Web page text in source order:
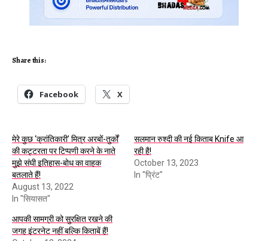
Share this:
Facebook X
मेरे कुछ ‘क्रांतिकारी’ मित्र अरबों-तुर्कों
की कट्टरता पर टिप्पणी करने के नाते
मुझे संघी इतिहास-बोध का वाहक
बतलाते हैं!
August 13, 2022
In "सियासत"
सलमान रुश्दी की नई किताब Knife आ
रही है!
October 13, 2023
In "प्रिंट"
आपकी सामग्री को सुरक्षित रखने की
जगह इंटरनेट नहीं बल्कि किताबें हैं!